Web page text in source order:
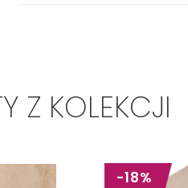
Z KOLEKCJI
-18%